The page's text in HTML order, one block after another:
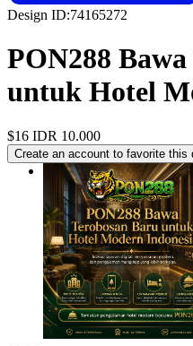
Design ID:74165272
PON288
untuk Hotel
$16 IDR 10.000
Create an account to favorite this